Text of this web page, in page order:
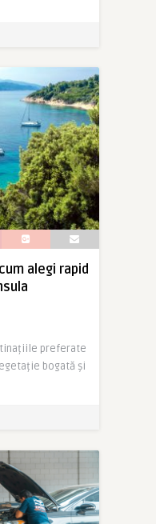
alegi rapid
preferate
bogată și